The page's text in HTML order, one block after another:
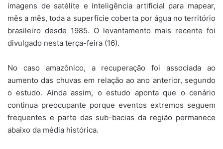
imagens de satélite e inteligência artificial para mapear,
mês a mês, toda a superfície coberta por água no território
brasileiro desde 1985. O levantamento mais recente foi
divulgado nesta terça-feira (16).
No caso amazônico, a recuperação foi associada ao
aumento das chuvas em relação ao ano anterior, segundo
o estudo. Ainda assim, o estudo aponta que o cenário
continua preocupante porque eventos extremos seguem
frequentes e parte das sub-bacias da região permanece
abaixo da média histórica.